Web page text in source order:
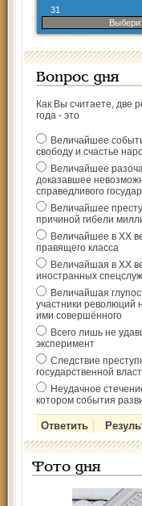
31
Вопрос дня
Как Вы считаете, две
года - это
Величайшее
свободу и счастье
Величайшее
доказавшее
справедливого
Величайшее
причиной гибели
Величайшее в ХХ
правящего класса
Величайшая в ХХ
иностранных
Величайшая
участники революций
ими совершённого
Всего лишь не
эксперимент
Следствие
государственной
Неудачное
котором события
Фото дня